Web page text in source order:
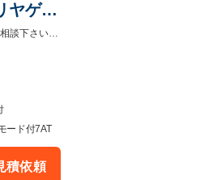
ゲー
ィスプ
☆認定中古車☆修復歴なし☆メーカー保証付き☆100項目点検実施☆☆ご来店時、姫路駅まで送迎可。お気軽にご相談下さい☆雨天時もゆっくりご覧いただけるブースもございます
ード付7AT
積依頼